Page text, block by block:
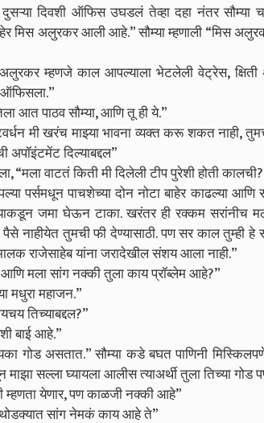
दुसऱ्या दिवशी ऑफिस उघडलं तेव्हा दहा नंतर सौम्या
मिस अलुरकर आली आहे.” सौम्या म्हणाली“मिस
म्हणजे काल आपल्याला भेटलेली वेट्रेस,
आत पाठव सौम्या, आणि तू ही ये.”
मी खरंच माझ्या भावना व्यक्त करू शकत नाही,
दिल्याबद्दल”
“मला वाटतं किती मी दिलेली टीप पुरेशी होती
पर्समधून पाचशेच्या दोन नोटा बाहेर काढल्या
जमा घेऊन टाका. खरंतर ही रक्कम सरांनीच
नाहीयेत तुमची फी देण्यासाठी. पण सर काल तुम्ही
राजेसाहेब यांना जरादेखील संशय आला नाही.”
आणि मला सांग नक्की तुला काय प्रॉब्लेम आहे?”
मधुरा महाजन.”
तिच्याबद्दल?”
बाई आहे.”
गोड असतात.” सौम्या कडे बघत पाणिनी
सल्ला घ्यायला आलीस त्याअर्थी तुला तिच्या गोड
म्हणता येणार, पण काळजी नक्की आहे”
सांग नेमकं काय आहे ते”